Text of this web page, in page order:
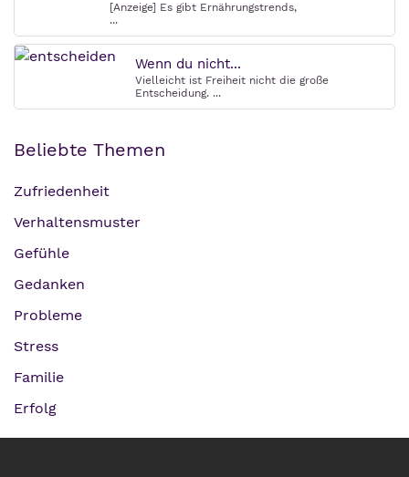
[Anzeige] Es gibt Ernährungstrends,
...
Wenn du nicht...
Vielleicht ist Freiheit nicht die große
Entscheidung. ...
Beliebte Themen
Zufriedenheit
Verhaltensmuster
Gefühle
Gedanken
Probleme
Stress
Familie
Erfolg